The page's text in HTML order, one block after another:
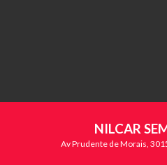
NILCAR
Av Prudente de Morais,